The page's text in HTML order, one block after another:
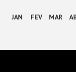
JAN FEV MAR